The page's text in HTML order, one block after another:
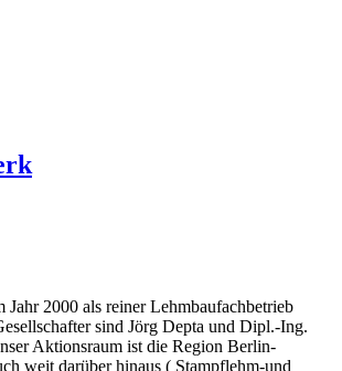
2000 als reiner Lehmbaufachbetrieb
sind Jörg Depta und Dipl.-Ing.
Aktionsraum ist die Region Berlin-
weit darüber hinaus ( Stampflehm-und